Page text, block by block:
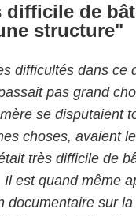
difficile de
structure"
difficultés dans ce
pas grand
se disputaient
choses, avaient
très difficile de
Il est quand même
documentaire sur